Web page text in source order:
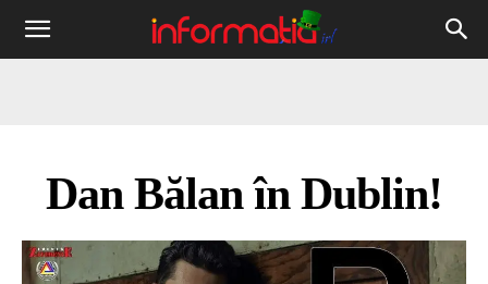
Informația
Dan Bălan în Dublin!